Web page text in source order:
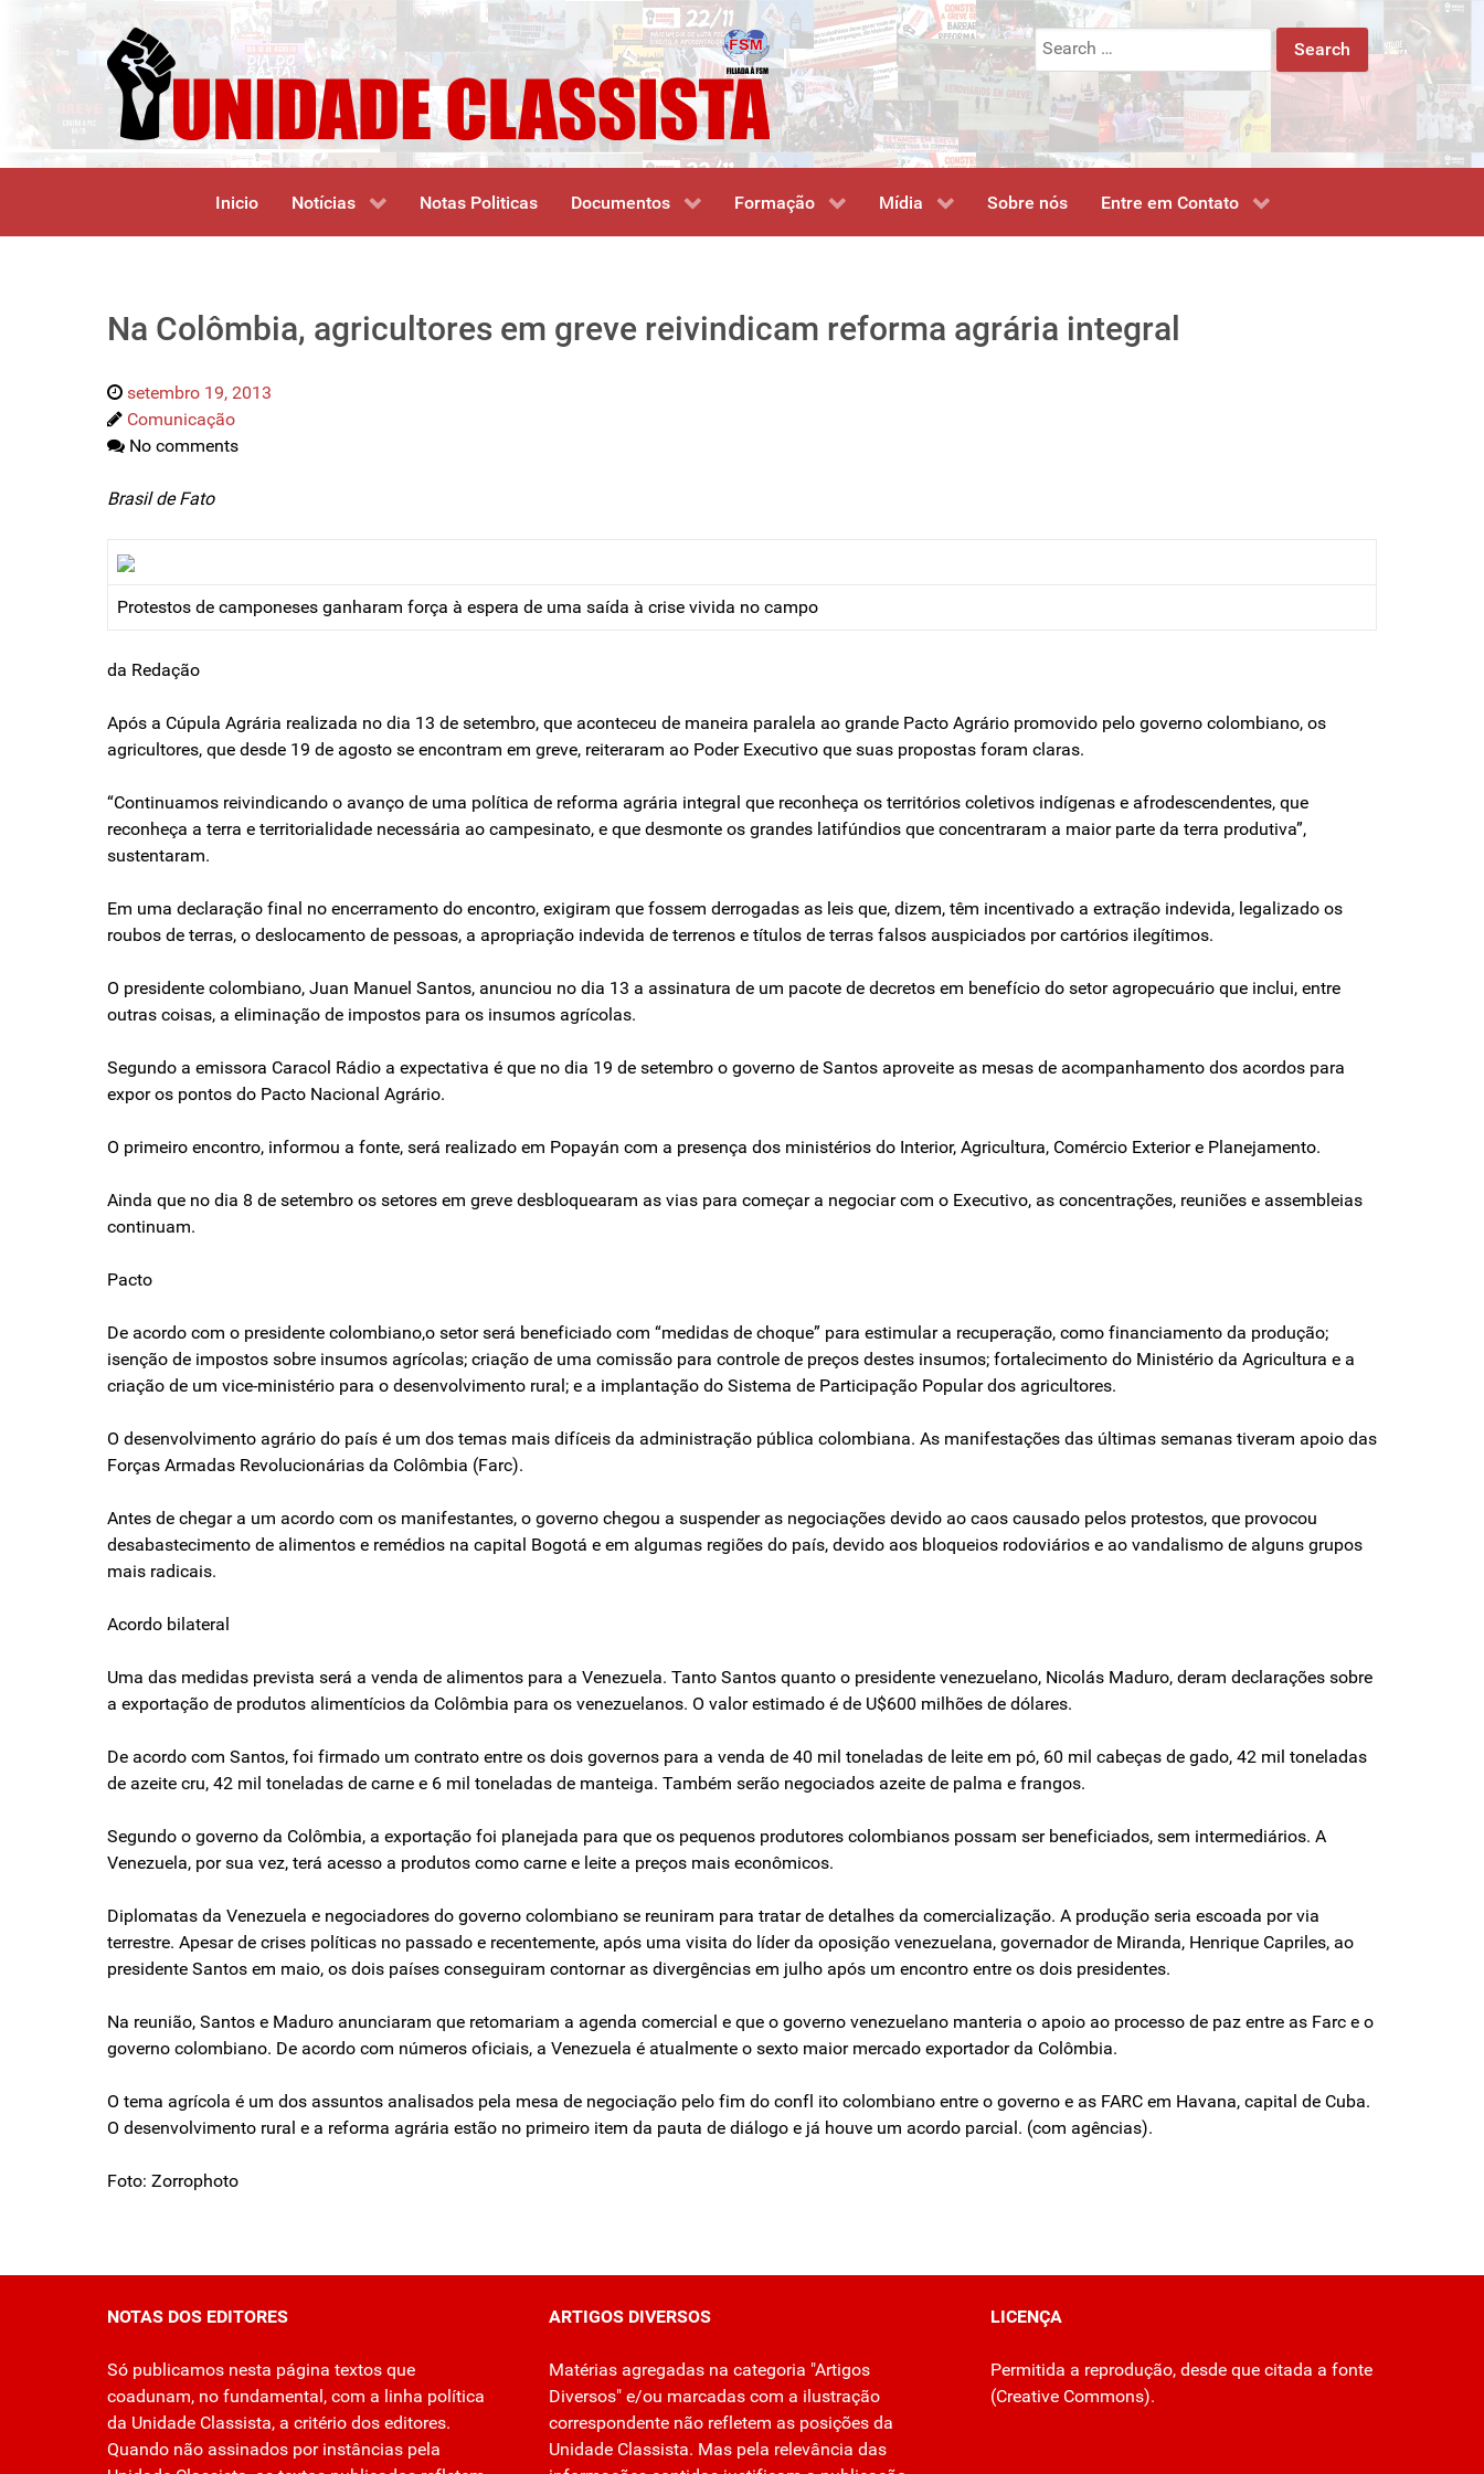
Search
for:
Inicio Notícias Notas Politicas Documentos Formação Mídia Sobre nós Entre em Contato
Na Colômbia, agricultores em greve reivindicam reforma agrária integral
setembro 19, 2013
Comunicação
No comments
Brasil de Fato
Protestos de camponeses ganharam força à espera de uma saída à crise vivida no campo
da Redação
Após a Cúpula Agrária realizada no dia 13 de setembro, que aconteceu de maneira paralela ao grande Pacto Agrário promovido pelo governo colombiano, os
agricultores, que desde 19 de agosto se encontram em greve, reiteraram ao Poder Executivo que suas propostas foram claras.
“Continuamos reivindicando o avanço de uma política de reforma agrária integral que reconheça os territórios coletivos indígenas e afrodescendentes, que
reconheça a terra e territorialidade necessária ao campesinato, e que desmonte os grandes latifúndios que concentraram a maior parte da terra produtiva”,
sustentaram.
Em uma declaração final no encerramento do encontro, exigiram que fossem derrogadas as leis que, dizem, têm incentivado a extração indevida, legalizado os
roubos de terras, o deslocamento de pessoas, a apropriação indevida de terrenos e títulos de terras falsos auspiciados por cartórios ilegítimos.
O presidente colombiano, Juan Manuel Santos, anunciou no dia 13 a assinatura de um pacote de decretos em benefício do setor agropecuário que inclui, entre
outras coisas, a eliminação de impostos para os insumos agrícolas.
Segundo a emissora Caracol Rádio a expectativa é que no dia 19 de setembro o governo de Santos aproveite as mesas de acompanhamento dos acordos para
expor os pontos do Pacto Nacional Agrário.
O primeiro encontro, informou a fonte, será realizado em Popayán com a presença dos ministérios do Interior, Agricultura, Comércio Exterior e Planejamento.
Ainda que no dia 8 de setembro os setores em greve desbloquearam as vias para começar a negociar com o Executivo, as concentrações, reuniões e assembleias
continuam.
Pacto
De acordo com o presidente colombiano,o setor será beneficiado com “medidas de choque” para estimular a recuperação, como financiamento da produção;
isenção de impostos sobre insumos agrícolas; criação de uma comissão para controle de preços destes insumos; fortalecimento do Ministério da Agricultura e a
criação de um vice-ministério para o desenvolvimento rural; e a implantação do Sistema de Participação Popular dos agricultores.
O desenvolvimento agrário do país é um dos temas mais difíceis da administração pública colombiana. As manifestações das últimas semanas tiveram apoio das
Forças Armadas Revolucionárias da Colômbia (Farc).
Antes de chegar a um acordo com os manifestantes, o governo chegou a suspender as negociações devido ao caos causado pelos protestos, que provocou
desabastecimento de alimentos e remédios na capital Bogotá e em algumas regiões do país, devido aos bloqueios rodoviários e ao vandalismo de alguns grupos
mais radicais.
Acordo bilateral
Uma das medidas prevista será a venda de alimentos para a Venezuela. Tanto Santos quanto o presidente venezuelano, Nicolás Maduro, deram declarações sobre
a exportação de produtos alimentícios da Colômbia para os venezuelanos. O valor estimado é de U$600 milhões de dólares.
De acordo com Santos, foi firmado um contrato entre os dois governos para a venda de 40 mil toneladas de leite em pó, 60 mil cabeças de gado, 42 mil toneladas
de azeite cru, 42 mil toneladas de carne e 6 mil toneladas de manteiga. Também serão negociados azeite de palma e frangos.
Segundo o governo da Colômbia, a exportação foi planejada para que os pequenos produtores colombianos possam ser beneficiados, sem intermediários. A
Venezuela, por sua vez, terá acesso a produtos como carne e leite a preços mais econômicos.
Diplomatas da Venezuela e negociadores do governo colombiano se reuniram para tratar de detalhes da comercialização. A produção seria escoada por via
terrestre. Apesar de crises políticas no passado e recentemente, após uma visita do líder da oposição venezuelana, governador de Miranda, Henrique Capriles, ao
presidente Santos em maio, os dois países conseguiram contornar as divergências em julho após um encontro entre os dois presidentes.
Na reunião, Santos e Maduro anunciaram que retomariam a agenda comercial e que o governo venezuelano manteria o apoio ao processo de paz entre as Farc e o
governo colombiano. De acordo com números oficiais, a Venezuela é atualmente o sexto maior mercado exportador da Colômbia.
O tema agrícola é um dos assuntos analisados pela mesa de negociação pelo fim do confl ito colombiano entre o governo e as FARC em Havana, capital de Cuba.
O desenvolvimento rural e a reforma agrária estão no primeiro item da pauta de diálogo e já houve um acordo parcial. (com agências).
Foto: Zorrophoto
NOTAS DOS EDITORES
Só publicamos nesta página textos que
coadunam, no fundamental, com a linha política
da Unidade Classista, a critério dos editores.
Quando não assinados por instâncias pela
ARTIGOS DIVERSOS
Matérias agregadas na categoria "Artigos
Diversos" e/ou marcadas com a ilustração
correspondente não refletem as posições da
Unidade Classista. Mas pela relevância das
LICENÇA
Permitida a reprodução, desde que citada a fonte
(Creative Commons).